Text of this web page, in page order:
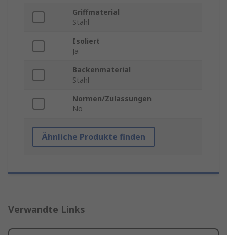
Griffmaterial
Stahl
Isoliert
Ja
Backenmaterial
Stahl
Normen/Zulassungen
No
Ähnliche Produkte finden
Verwandte Links